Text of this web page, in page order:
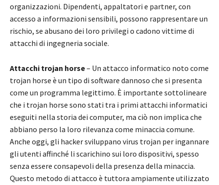
organizzazioni. Dipendenti, appaltatori e partner, con
accesso a informazioni sensibili, possono rappresentare un
rischio, se abusano dei loro privilegi o cadono vittime di
attacchi di ingegneria sociale.
Attacchi trojan horse– Un attacco informatico noto come
trojan horse è un tipo di software dannoso che si presenta
come un programma legittimo. È importante sottolineare
che i trojan horse sono stati tra i primi attacchi informatici
eseguiti nella storia dei computer, ma ciò non implica che
abbiano perso la loro rilevanza come minaccia comune.
Anche oggi, gli hacker sviluppano virus trojan per ingannare
gli utenti affinché li scarichino sui loro dispositivi, spesso
senza essere consapevoli della presenza della minaccia.
Questo metodo di attacco è tuttora ampiamente utilizzato